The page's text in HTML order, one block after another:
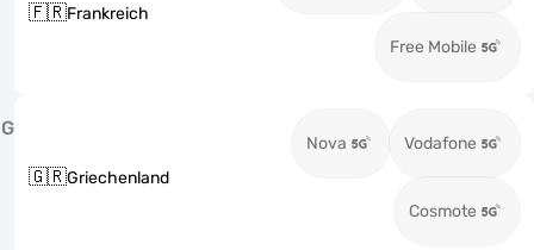
🇫🇷Frankreich
Free Mobile
G
🇬🇷Griechenland
Nova Vodafone
Cosmote